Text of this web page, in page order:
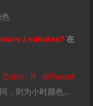
/ minutes? 在
if different
，则为小时颜色...